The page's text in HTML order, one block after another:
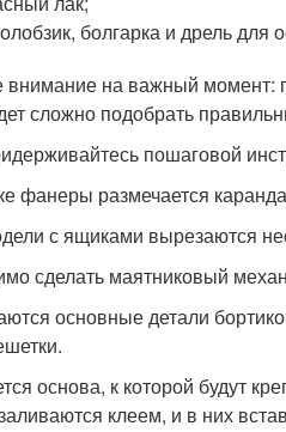
болгарка и дрель для
внимание на важный момент:
сложно подобрать
пошаговой
фанеры размечается
с ящиками вырезаются
сделать маятниковый
основные детали
основа, к которой будут
клеем, и в них